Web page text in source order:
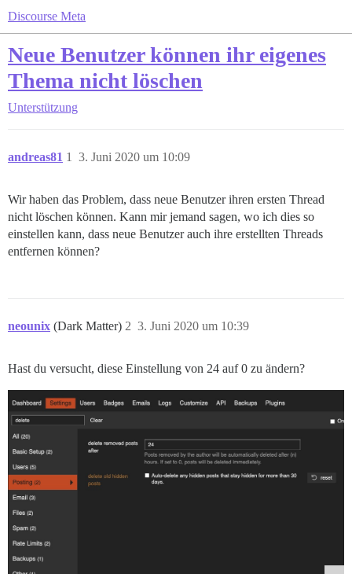
Discourse Meta
Neue Benutzer können ihr eigenes
Thema nicht löschen
Unterstützung
andreas81 3. Juni 2020 um 10:09
1
Wir haben das Problem, dass neue Benutzer ihren ersten Thread
nicht löschen können. Kann mir jemand sagen, wo ich dies so
einstellen kann, dass neue Benutzer auch ihre erstellten Threads
entfernen können?
neounix (Dark Matter) 3. Juni 2020 um 10:39
2
Hast du versucht, diese Einstellung von 24 auf 0 zu ändern?